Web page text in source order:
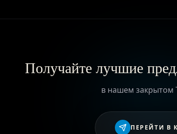
Получайте лучшие
в нашем закрытом
ПЕРЕЙТИ В